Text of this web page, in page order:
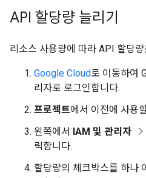
API 할당량 늘리기
리소스 사용량에 따라 API 할당
Google Cloud로 이동하여
리자로 로그인합니다.
프로젝트에서 이전에 사용
왼쪽에서 IAM 및 관리자
릭합니다.
할당량의 체크박스를 하나